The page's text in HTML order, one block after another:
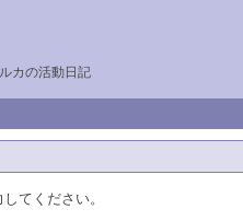
カの活動日記
てください。